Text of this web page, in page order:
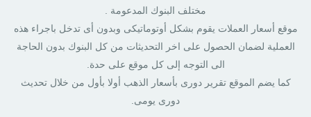
مختلف البنوك المدعومة .
موقع أسعار العملات يقوم بشكل أوتوماتيكى وبدون أى تدخل باجراء هذه
العملية لضمان الحصول على اخر التحديثات من كل البنوك بدون الحاجة
الى التوجه إلى كل موقع على حدة.
كما يضم الموقع تقرير دورى بأسعار الذهب أولا بأول من خلال تحديث
دورى يومى.